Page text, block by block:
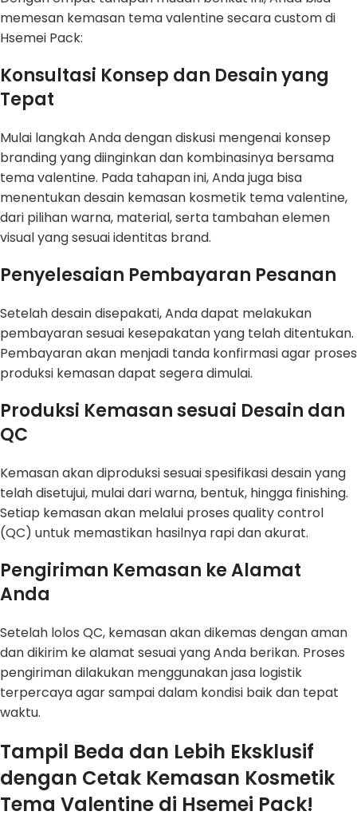
memesan kemasan tema valentine secara custom di
Hsemei Pack:
Konsultasi Konsep dan Desain yang
Tepat
Mulai langkah Anda dengan diskusi mengenai konsep
branding yang diinginkan dan kombinasinya bersama
tema valentine. Pada tahapan ini, Anda juga bisa
menentukan desain kemasan kosmetik tema valentine,
dari pilihan warna, material, serta tambahan elemen
visual yang sesuai identitas brand.
Penyelesaian Pembayaran Pesanan
Setelah desain disepakati, Anda dapat melakukan
pembayaran sesuai kesepakatan yang telah ditentukan.
Pembayaran akan menjadi tanda konfirmasi agar proses
produksi kemasan dapat segera dimulai.
Produksi Kemasan sesuai Desain dan
QC
Kemasan akan diproduksi sesuai spesifikasi desain yang
telah disetujui, mulai dari warna, bentuk, hingga finishing.
Setiap kemasan akan melalui proses quality control
(QC) untuk memastikan hasilnya rapi dan akurat.
Pengiriman Kemasan ke Alamat
Anda
Setelah lolos QC, kemasan akan dikemas dengan aman
dan dikirim ke alamat sesuai yang Anda berikan. Proses
pengiriman dilakukan menggunakan jasa logistik
terpercaya agar sampai dalam kondisi baik dan tepat
waktu.
Tampil Beda dan Lebih Eksklusif
dengan Cetak Kemasan Kosmetik
Tema Valentine di Hsemei Pack!